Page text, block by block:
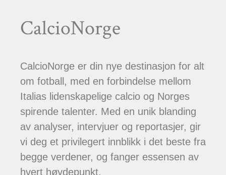
CalcioNorge
CalcioNorge er din nye destinasjon for alt
om fotball, med en forbindelse mellom
Italias lidenskapelige calcio og Norges
spirende talenter. Med en unik blanding
av analyser, intervjuer og reportasjer, gir
vi deg et privilegert innblikk i det beste fra
begge verdener, og fanger essensen av
hvert høydepunkt.